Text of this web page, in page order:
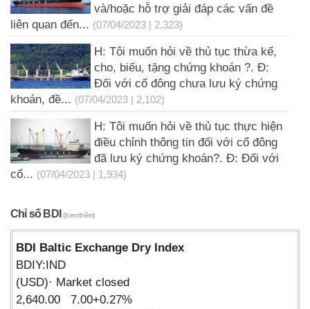
và/hoặc hỗ trợ giải đáp các vấn đề
liên quan đến... (07/04/2023 | 2,323)
H: Tôi muốn hỏi về thủ tục thừa kế,
cho, biếu, tặng chứng khoán ?. Đ:
Đối với cổ đông chưa lưu ký chứng
khoán, đề... (07/04/2023 | 2,102)
H: Tôi muốn hỏi về thủ tục thực hiện
điều chỉnh thông tin đối với cổ đông
đã lưu ký chứng khoán?. Đ: Đối với
cổ... (07/04/2023 | 1,934)
Chỉ số BDI(Xem thêm)
BDI Baltic Exchange Dry Index
BDIY:IND
(USD)· Market closed
2,640.00 7.00+0.27%